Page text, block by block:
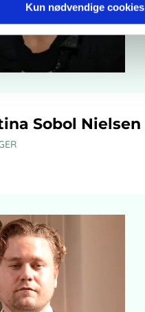
Kun nødvendige cookies
Sobol Nielsen